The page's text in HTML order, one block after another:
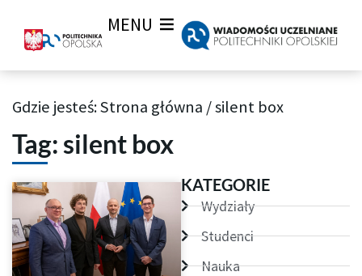
MENU
Archiwum Tagów aktualności Wiadomości uczelnianych
Gdzie jesteś:Strona główna /silent box
Tag: silent box
KATEGORIE
Wydziały
Studenci
Nauka